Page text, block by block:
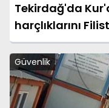
Tekirdağ'da
harçlıklarını
Güvenlik